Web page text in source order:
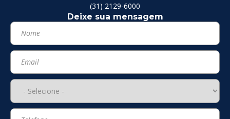
(31) 2129-6000
Deixe sua mensagem